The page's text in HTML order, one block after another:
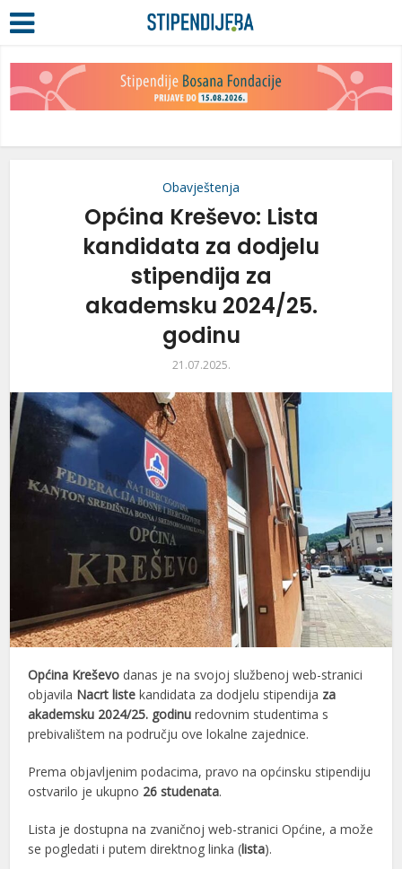
Obavještenja
Općina Kreševo: Lista
kandidata za dodjelu
stipendija za
akademsku 2024/25.
godinu
21.07.2025.
Općina Kreševo danas je na svojoj službenoj web-stranici
objavila Nacrt liste kandidata za dodjelu stipendija za
akademsku 2024/25. godinu redovnim studentima s
prebivalištem na području ove lokalne zajednice.
Prema objavljenim podacima, pravo na općinsku stipendiju
ostvarilo je ukupno 26 studenata.
Lista je dostupna na zvaničnoj web-stranici Općine, a može
se pogledati i putem direktnog linka (lista).